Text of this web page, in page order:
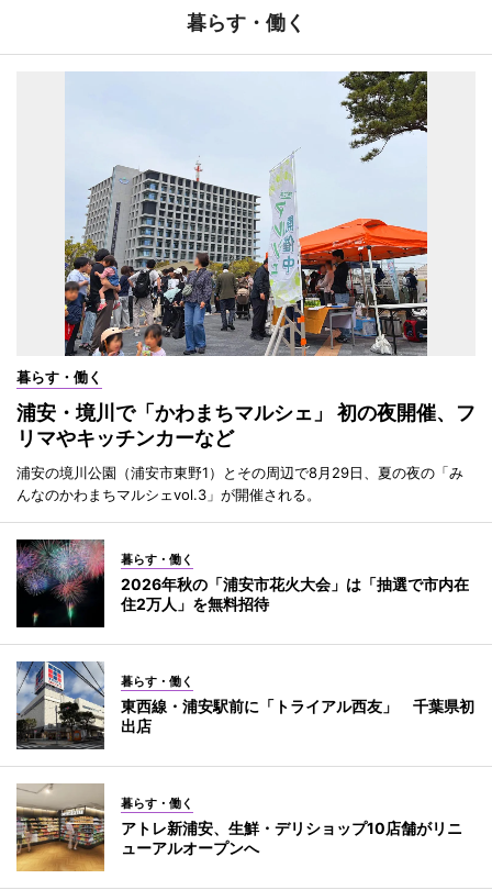
暮らす・働く
暮らす・働く
浦安・境川で「かわまちマルシェ」 初の夜開催、フ
リマやキッチンカーなど
浦安の境川公園（浦安市東野1）とその周辺で8月29日、夏の夜の「み
んなのかわまちマルシェvol.3」が開催される。
暮らす・働く
2026年秋の「浦安市花火大会」は「抽選で市内在
住2万人」を無料招待
暮らす・働く
東西線・浦安駅前に「トライアル西友」 千葉県初
出店
暮らす・働く
アトレ新浦安、生鮮・デリショップ10店舗がリニ
ューアルオープンへ